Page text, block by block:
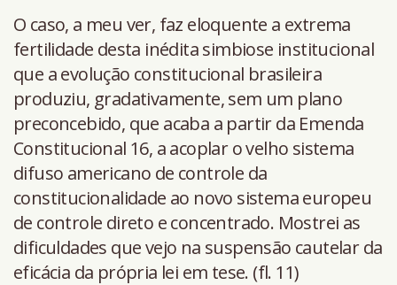
O caso, a meu ver, faz eloquente a extrema
fertilidade desta inédita simbiose institucional
que a evolução constitucional brasileira
produziu, gradativamente, sem um plano
preconcebido, que acaba a partir da Emenda
Constitucional 16, a acoplar o velho sistema
difuso americano de controle da
constitucionalidade ao novo sistema europeu
de controle direto e concentrado. Mostrei as
dificuldades que vejo na suspensão cautelar da
eficácia da própria lei em tese. (fl. 11)